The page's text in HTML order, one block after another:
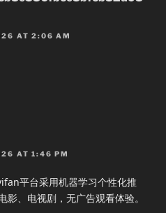
AT 2:06 AM
AT 1:46 PM
平台采用机器学习个性化推
影、电视剧，无广告观看体验。